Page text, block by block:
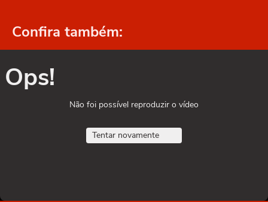
Confira também:
Ops!
Não foi possível reproduzir o vídeo
Tentar novamente